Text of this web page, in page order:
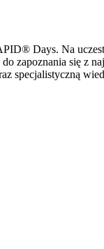
Days. Na
zapoznania się z
specjalistyczną